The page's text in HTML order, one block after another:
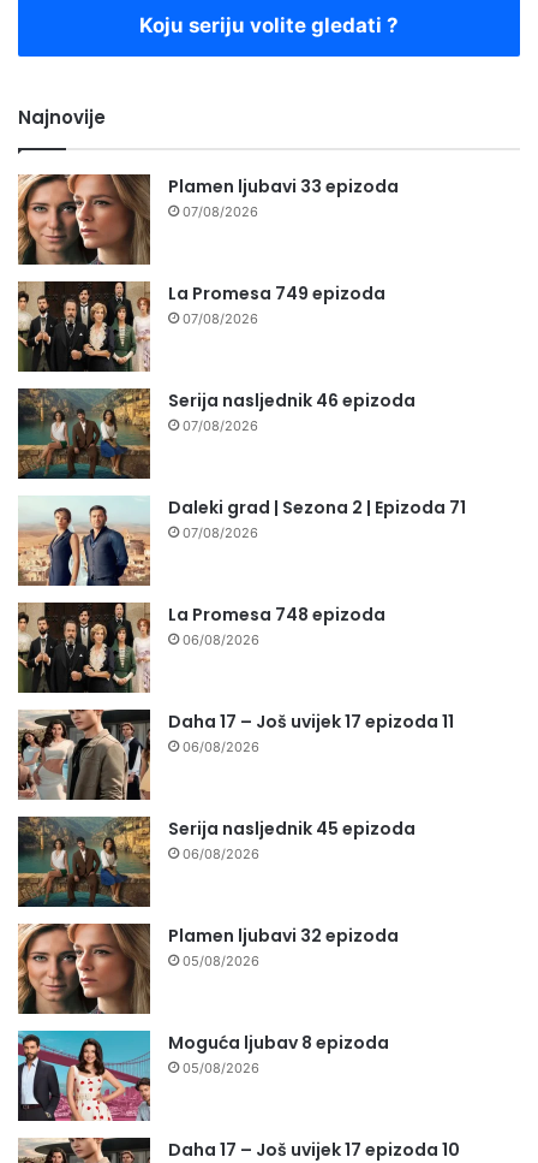
Koju seriju volite gledati ?
Najnovije
Plamen ljubavi 33 epizoda
07/08/2026
La Promesa 749 epizoda
07/08/2026
Serija nasljednik 46 epizoda
07/08/2026
Daleki grad | Sezona 2 | Epizoda 71
07/08/2026
La Promesa 748 epizoda
06/08/2026
Daha 17 – Još uvijek 17 epizoda 11
06/08/2026
Serija nasljednik 45 epizoda
06/08/2026
Plamen ljubavi 32 epizoda
05/08/2026
Moguća ljubav 8 epizoda
05/08/2026
Daha 17 – Još uvijek 17 epizoda 10